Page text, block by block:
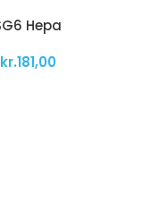
Hepa
kr.181,00